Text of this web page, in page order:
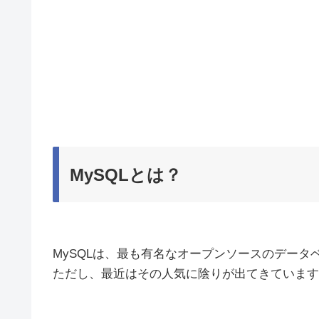
MySQLとは？
MySQLは、最も有名なオープンソースのデータ
ただし、最近はその人気に陰りが出てきています